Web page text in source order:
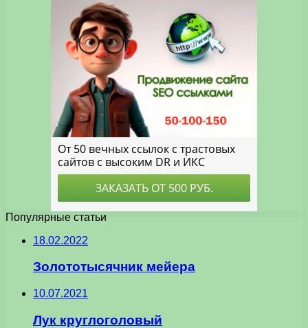
Популярные статьи
18.02.2022
Золототысячник мейера
10.07.2021
Лук круглоголовый